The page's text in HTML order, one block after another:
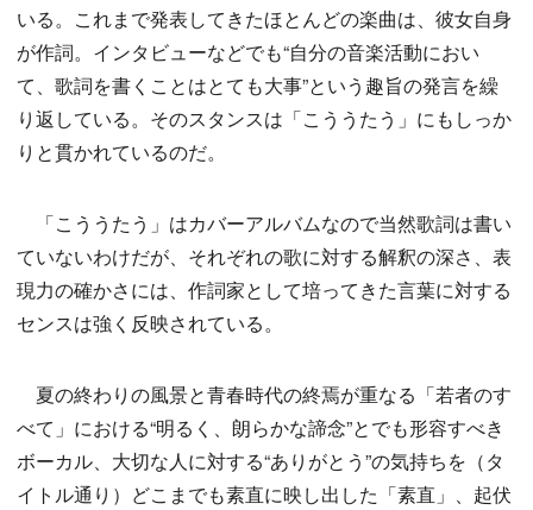
いる。これまで発表してきたほとんどの楽曲は、彼女自身
が作詞。インタビューなどでも“自分の音楽活動におい
て、歌詞を書くことはとても大事”という趣旨の発言を繰
り返している。そのスタンスは「こううたう」にもしっか
りと貫かれているのだ。
「こううたう」はカバーアルバムなので当然歌詞は書い
ていないわけだが、それぞれの歌に対する解釈の深さ、表
現力の確かさには、作詞家として培ってきた言葉に対する
センスは強く反映されている。
夏の終わりの風景と青春時代の終焉が重なる「若者のす
べて」における“明るく、朗らかな諦念”とでも形容すべき
ボーカル、大切な人に対する“ありがとう”の気持ちを（タ
イトル通り）どこまでも素直に映し出した「素直」、起伏